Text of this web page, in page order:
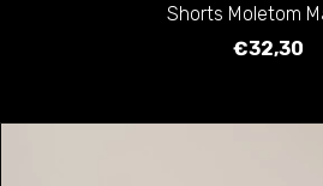
Shorts Moletom
€32,30